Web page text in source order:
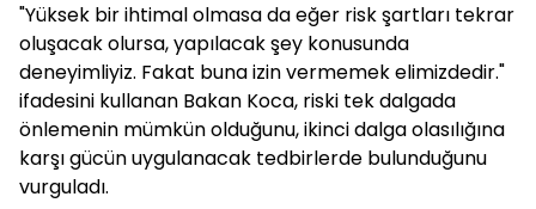
"Yüksek bir ihtimal olmasa da eğer risk şartları tekrar
oluşacak olursa, yapılacak şey konusunda
deneyimliyiz. Fakat buna izin vermemek elimizdedir."
ifadesini kullanan Bakan Koca, riski tek dalgada
önlemenin mümkün olduğunu, ikinci dalga olasılığına
karşı gücün uygulanacak tedbirlerde bulunduğunu
vurguladı.